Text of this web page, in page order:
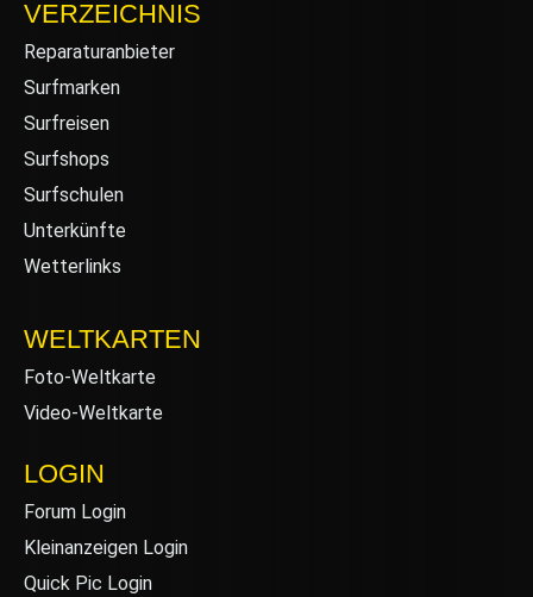
VERZEICHNIS
Reparaturanbieter
Surfmarken
Surfreisen
Surfshops
Surfschulen
Unterkünfte
Wetterlinks
WELTKARTEN
Foto-Weltkarte
Video-Weltkarte
LOGIN
Forum Login
Kleinanzeigen Login
Quick Pic Login